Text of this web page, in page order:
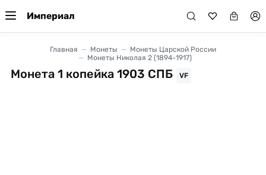
Империал
Главная Монеты
Монеты Царской России
Монеты Николая 2 (1894-1917)
Монета 1 копейка 1903 СПБ VF